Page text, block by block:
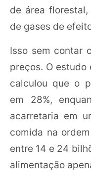
de área
de gases de
Isso sem contar
preços. O estudo
calculou que o
em 28%,
acarretaria em
comida na
entre 14 e 24
alimentação